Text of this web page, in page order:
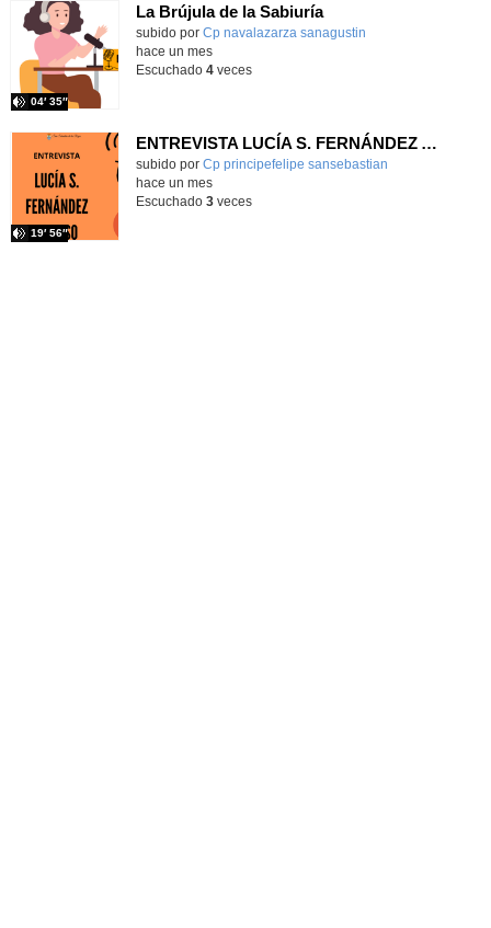
La Brújula de la Sabiuría
Contenido educativo.
subido por Cp navalazarza sanagustin
04′ 35″
hace un mes
Escuchado 4veces
ENTREVISTA LUCÍA S. FERNÁNDEZ ALONSO
subido por Cp principefelipe sansebastian
19′ 56″
hace un mes
Escuchado 3veces